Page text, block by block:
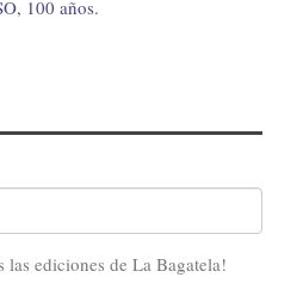
100 años.
las ediciones de La Bagatela!